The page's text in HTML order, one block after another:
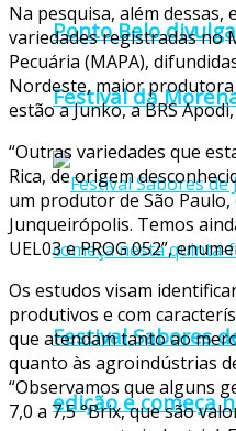
Ponto Belo
Festival da
Festival Sabores
edição e começa
Na pesquisa, além
variedades registradas no
Pecuária (MAPA),
Nordeste, maior produtora
estão a Junko, a BRS
“Outras variedades que
Rica, de origem
um produtor de São
Junqueirópolis. Temos
UEL03 e PROG 052”,
Os estudos visam
produtivos e com
que atendam tanto ao
quanto às agroindústrias
“Observamos que alguns
7,0 a 7,5 °Brix, que são